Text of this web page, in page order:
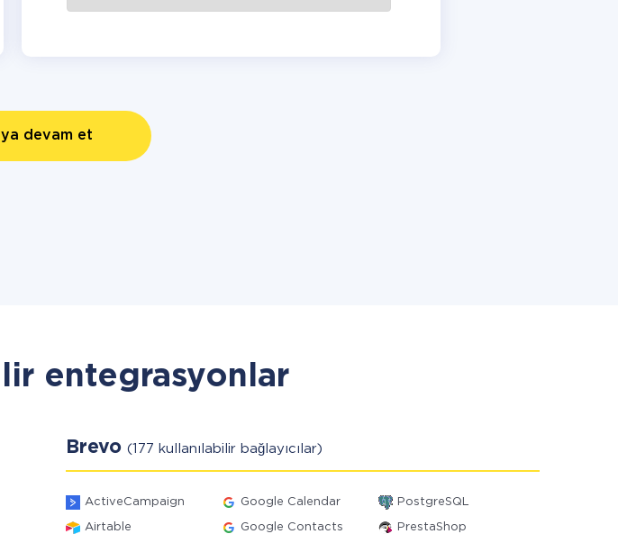
devam et
entegrasyonlar
Brevo (177 kullanılabilir bağlayıcılar)
ActiveCampaign Google Calendar PostgreSQL
Airtable Google Contacts PrestaShop